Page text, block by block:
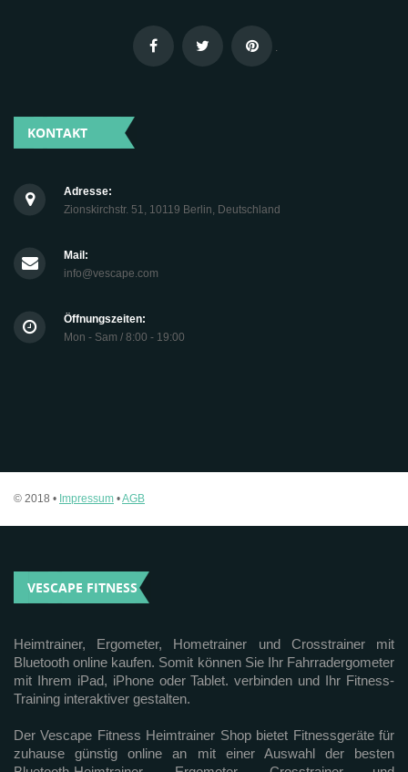
.
KONTAKT
Adresse:
Zionskirchstr. 51, 10119 Berlin, Deutschland
Mail:
info@vescape.com
Öffnungszeiten:
Mon - Sam / 8:00 - 19:00
© 2018 • Impressum •AGB
VESCAPE FITNESS
Heimtrainer, Ergometer, Hometrainer und Crosstrainer mit
Bluetooth online kaufen. Somit können Sie Ihr Fahrradergometer
mit Ihrem iPad, iPhone oder Tablet. verbinden und Ihr Fitness-
Training interaktiver gestalten.
Der Vescape Fitness Heimtrainer Shop bietet Fitnessgeräte für
zuhause günstig online an mit einer Auswahl der besten